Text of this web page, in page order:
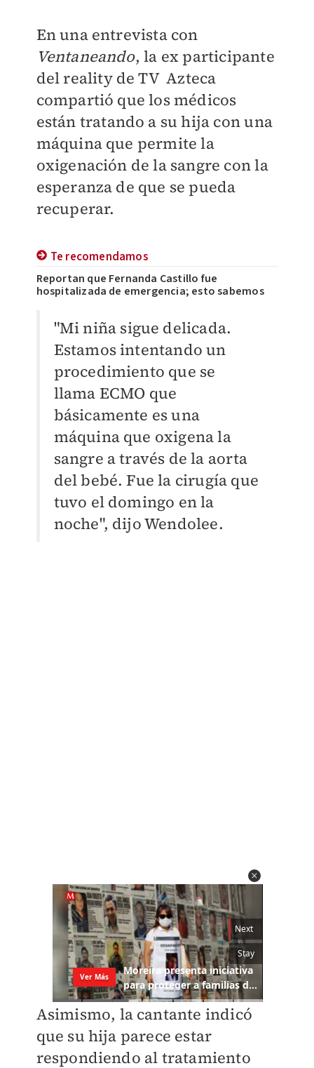
En una entrevista con
Ventaneando, la ex participante
del reality de TV Azteca
compartió que los médicos
están tratando a su hija con una
máquina que permite la
oxigenación de la sangre con la
esperanza de que se pueda
recuperar.
Te recomendamos
Reportan que Fernanda Castillo fue
hospitalizada de emergencia; esto sabemos
"Mi niña sigue delicada.
Estamos intentando un
procedimiento que se
llama ECMO que
básicamente es una
máquina que oxigena la
sangre a través de la aorta
del bebé. Fue la cirugía que
tuvo el domingo en la
noche", dijo Wendolee.
Asimismo, la cantante indicó
que su hija parece estar
respondiendo al tratamiento